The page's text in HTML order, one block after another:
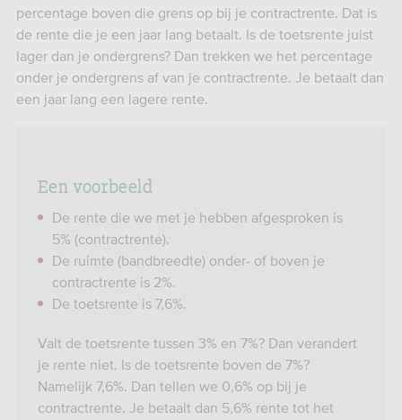
percentage boven die grens op bij je contractrente. Dat is
de rente die je een jaar lang betaalt. Is de toetsrente juist
lager dan je ondergrens? Dan trekken we het percentage
onder je ondergrens af van je contractrente. Je betaalt dan
een jaar lang een lagere rente.
Een voorbeeld
De rente die we met je hebben afgesproken is
5% (contractrente).
De ruimte (bandbreedte) onder- of boven je
contractrente is 2%.
De toetsrente is 7,6%.
Valt de toetsrente tussen 3% en 7%? Dan verandert
je rente niet. Is de toetsrente boven de 7%?
Namelijk 7,6%. Dan tellen we 0,6% op bij je
contractrente. Je betaalt dan 5,6% rente tot het